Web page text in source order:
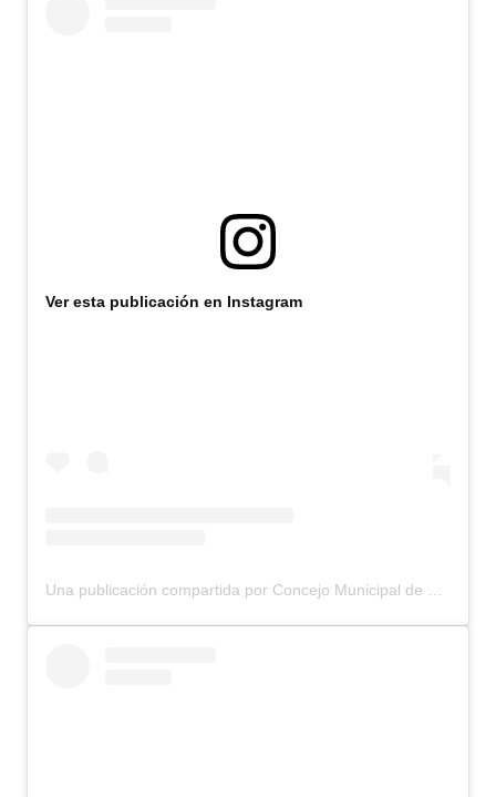
Ver esta publicación en Instagram
Una publicación compartida por Concejo Municipal de Bariloche (@concejomunicipalbariloche)